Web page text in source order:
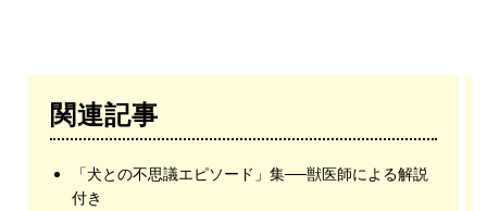
関連記事
「犬との不思議エピソード」集──獣医師による解説
付き